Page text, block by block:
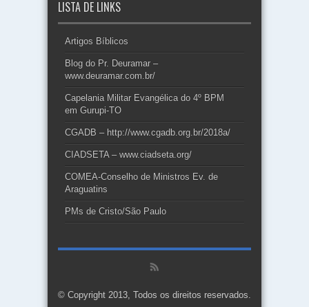
LISTA DE LINKS
Artigos Bíblicos
Blog do Pr. Deuramar –
www.deuramar.com.br/
Capelania Militar Evangélica do 4º BPM
em Gurupi-TO
CGADB – http://www.cgadb.org.br/2018a/
CIADSETA – www.ciadseta.org/
COMEA-Conselho de Ministros Ev. de
Araguatins
PMs de Cristo/São Paulo
© Copyright 2013, Todos os direitos reservados.